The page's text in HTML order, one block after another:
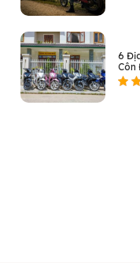
6
Côn